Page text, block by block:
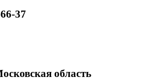
37
область